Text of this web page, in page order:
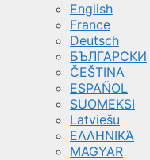
English
France
Deutsch
БЪЛГАРСКИ
ČEŠTINA
ESPAÑOL
SUOMEKSI
Latviešu
ΕΛΛΗΝΙΚΆ
MAGYAR